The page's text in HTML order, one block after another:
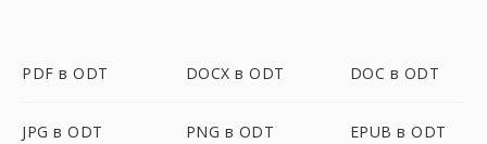
PDF в ODT DOCX в ODT DOC в ODT
JPG в ODT PNG в ODT EPUB в ODT